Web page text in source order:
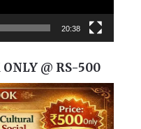
20:38
@ RS-500